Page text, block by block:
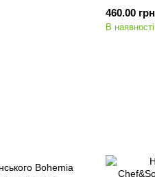
460.00 грн
В наявності